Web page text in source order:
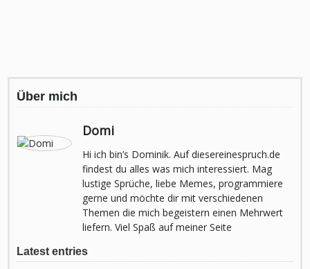
Über mich
Domi
Hi ich bin’s Dominik. Auf diesereinespruch.de
findest du alles was mich interessiert. Mag
lustige Sprüche, liebe Memes, programmiere
gerne und möchte dir mit verschiedenen
Themen die mich begeistern einen Mehrwert
liefern. Viel Spaß auf meiner Seite
Latest entries